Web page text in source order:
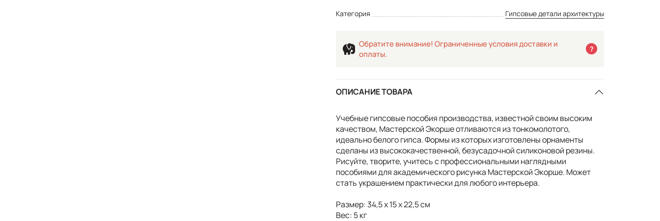
Категория
Гипсовые детали архитектуры
Обратите внимание! Ограниченные условия доставки и
оплаты.
?
ОПИСАНИЕ ТОВАРА
Учебные гипсовые пособия производства, известной своим высоким
качеством, Мастерской Экорше отливаются из тонкомолотого,
идеально белого гипса. Формы из которых изготовлены орнаменты
сделаны из высококачественной, безусадочной силиконовой резины.
Рисуйте, творите, учитесь с профессиональными наглядными
пособиями для академического рисунка Мастерской Экорше. Может
стать украшением практически для любого интерьера.
Размер: 34,5 х 15 х 22,5 см
Вес: 5 кг